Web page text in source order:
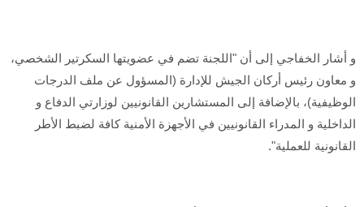
و أشار الخفاجي إلى أن "اللجنة تضم في عضويتها السكرتير الشخصي،
و معاون رئيس أركان الجيش للإدارة (المسؤول عن ملف الدرجات
الوظيفية)، بالإضافة إلى المستشارين القانونيين لوزارتي الدفاع و
الداخلية و المدراء القانونيين في الأجهزة الأمنية كافة لضبط الأطر
القانونية للعملية".